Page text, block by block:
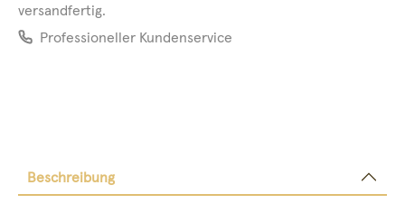
versandfertig.
Professioneller Kundenservice
Beschreibung